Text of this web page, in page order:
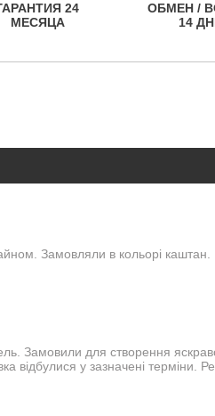
24
МЕСЯЦА
ОБМЕН /
14
Замовляли в кольорі
Замовили для створення
відбулися у зазначені терміни.